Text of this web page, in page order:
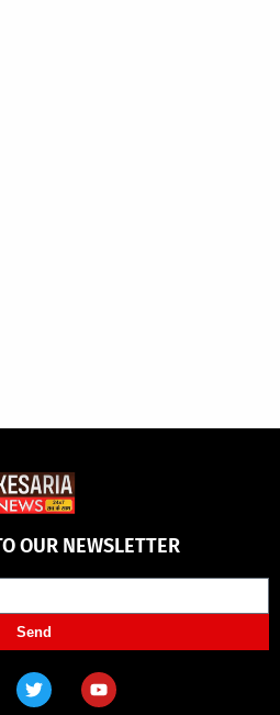
OUR NEWSLETTER
Send